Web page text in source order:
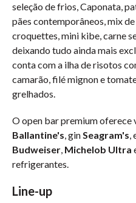
seleção de frios, Caponata,
pães contemporâneos, mix
croquettes, mini kibe, carne
deixando tudo ainda mais
conta com a ilha de risotos
camarão, filé mignon e
grelhados.
O open bar premium oferece
Ballantine's, ginSeagram's,
Budweiser, Michelob Ultra
refrigerantes.
Line-up